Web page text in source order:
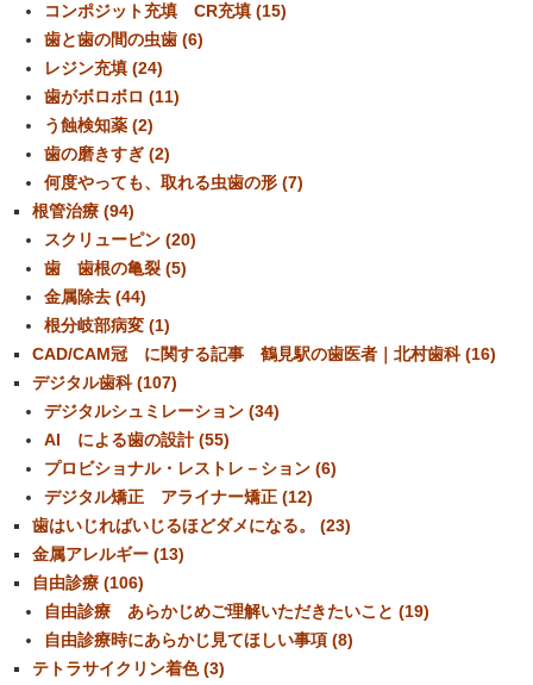
コンポジット充填 CR充填 (15)
歯と歯の間の虫歯 (6)
レジン充填 (24)
歯がボロボロ (11)
う蝕検知薬 (2)
歯の磨きすぎ (2)
何度やっても、取れる虫歯の形 (7)
根管治療 (94)
スクリューピン (20)
歯 歯根の亀裂 (5)
金属除去 (44)
根分岐部病変 (1)
CAD/CAM冠 に関する記事 鶴見駅の歯医者｜北村歯科 (16)
デジタル歯科 (107)
デジタルシュミレーション (34)
AI による歯の設計 (55)
プロビショナル・レストレ－ション (6)
デジタル矯正 アライナー矯正 (12)
歯はいじればいじるほどダメになる。 (23)
金属アレルギー (13)
自由診療 (106)
自由診療 あらかじめご理解いただきたいこと (19)
自由診療時にあらかじ見てほしい事項 (8)
テトラサイクリン着色 (3)